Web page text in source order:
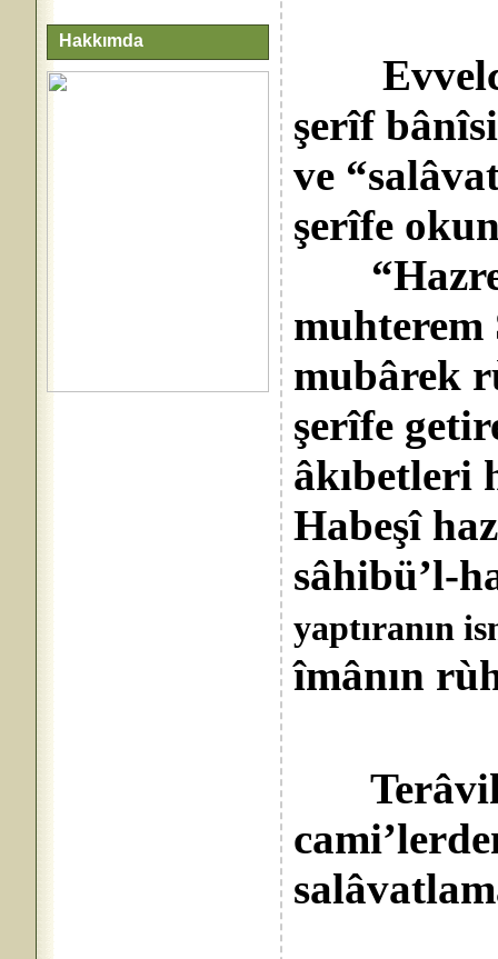
Hakkımda
şerîf
ve
şerîfe
muhterem
mubârek
şerîfe
âkıbetleri
Habeşî
sâhibü’l-
yaptıranın
îmânın
Terâvih